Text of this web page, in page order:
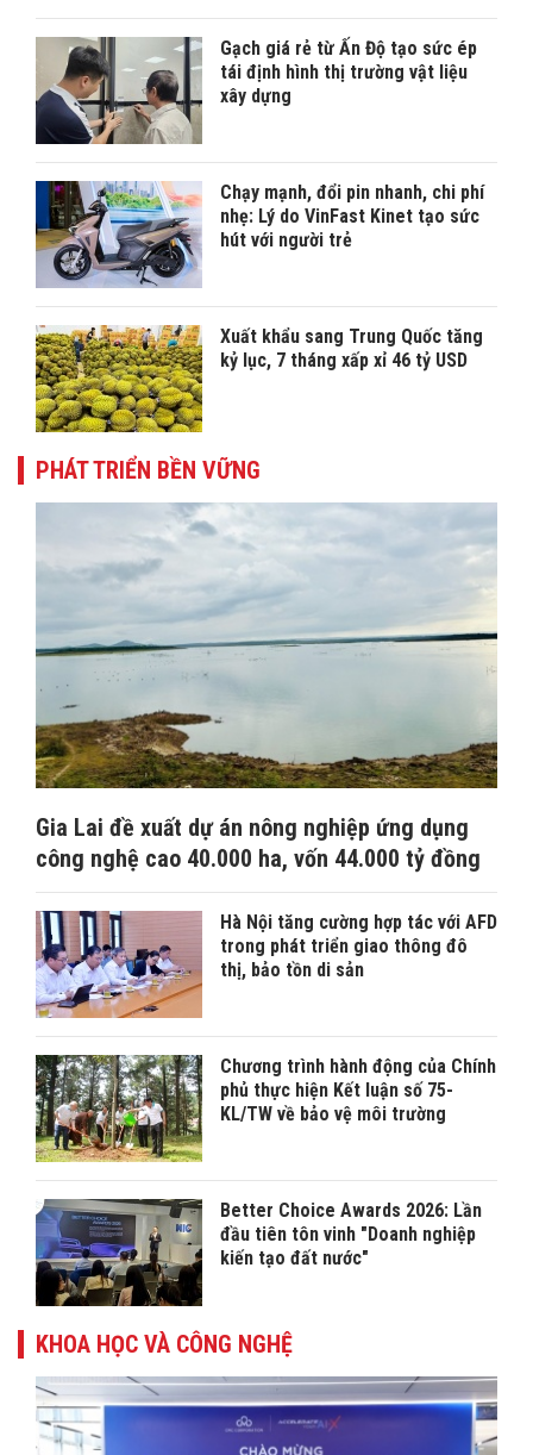
Gạch giá rẻ từ Ấn Độ tạo sức ép
tái định hình thị trường vật liệu
xây dựng
Chạy mạnh, đổi pin nhanh, chi phí
nhẹ: Lý do VinFast Kinet tạo sức
hút với người trẻ
Xuất khẩu sang Trung Quốc tăng
kỷ lục, 7 tháng xấp xỉ 46 tỷ USD
PHÁT TRIỂN BỀN VỮNG
Gia Lai đề xuất dự án nông nghiệp ứng dụng
công nghệ cao 40.000 ha, vốn 44.000 tỷ đồng
Hà Nội tăng cường hợp tác với AFD
trong phát triển giao thông đô
thị, bảo tồn di sản
Chương trình hành động của Chính
phủ thực hiện Kết luận số 75-
KL/TW về bảo vệ môi trường
Better Choice Awards 2026: Lần
đầu tiên tôn vinh "Doanh nghiệp
kiến tạo đất nước"
KHOA HỌC VÀ CÔNG NGHỆ